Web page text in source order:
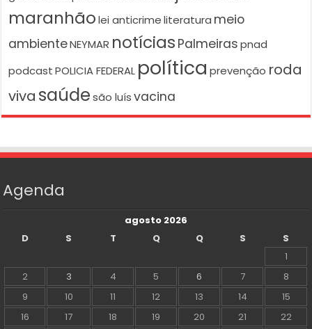
maranhão lei anticrime literatura meio
ambienteNEYMAR notícias Palmeiras pnad
podcast POLICIA FEDERAL política prevenção roda
viva saúde são luís vacina
Agenda
agosto 2026
D
S T Q Q S
S
1
2
3 4 5 6 7
8
9
10 11 12 13 14
15
16
17 18 19 20 21
22